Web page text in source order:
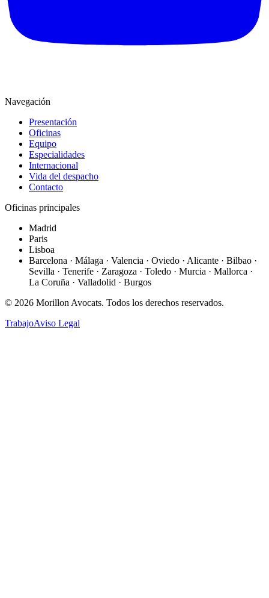
Navegación
Presentación
Oficinas
Equipo
Especialidades
Internacional
Vida del despacho
Contacto
Oficinas principales
Madrid
Paris
Lisboa
Barcelona · Málaga · Valencia · Oviedo · Alicante · Bilbao ·
Sevilla · Tenerife · Zaragoza · Toledo · Murcia · Mallorca ·
La Coruña · Valladolid · Burgos
© 2026 Morillon Avocats. Todos los derechos reservados.
TrabajoAviso Legal